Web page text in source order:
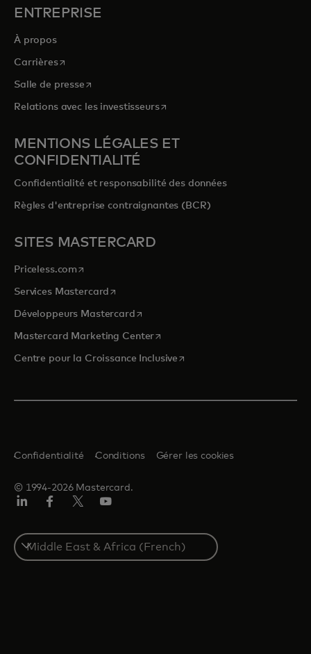
ENTREPRISE
À propos
Carrièress’ouvre dans un nouvel onglet
Salle de presses’ouvre dans un nouvel onglet
Relations avec les investisseurss’ouvre dans un nouvel onglet
MENTIONS LÉGALES ET
CONFIDENTIALITÉ
Confidentialité et responsabilité des données
Règles d'entreprise contraignantes (BCR)
SITES MASTERCARD
Priceless.com s’ouvre dans un nouvel onglet
Services Mastercard s’ouvre dans un nouvel onglet
Développeurs Mastercards’ouvre dans un nouvel onglet
Mastercard Marketing Centers’ouvre dans un nouvel onglet
Centre pour la Croissance Inclusive s’ouvre dans un nouvel
© 1994-2026 Mastercard.
Confidentialité Conditions Gérer les cookies
Select
a
country